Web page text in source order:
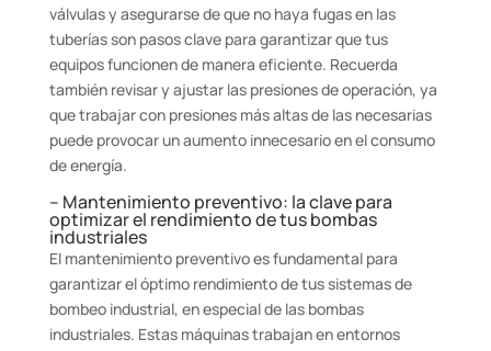
válvulas y asegurarse de que no haya fugas en las
tuberías son pasos clave para garantizar que tus
equipos funcionen de manera eficiente. Recuerda
también revisar y ajustar las presiones de operación, ya
que trabajar con presiones más altas de las necesarias
puede provocar un aumento innecesario en el consumo
de energía.
– Mantenimiento preventivo: la clave para
optimizar el rendimiento de tus bombas
industriales
El mantenimiento preventivo es fundamental para
garantizar el óptimo rendimiento de tus sistemas de
bombeo industrial, en especial de las bombas
industriales. Estas máquinas trabajan en entornos